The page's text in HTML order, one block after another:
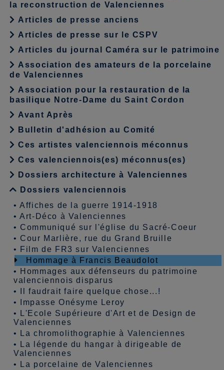
la reconstruction de Valenciennes
Articles de presse anciens
Articles de presse sur le CSPV
Articles du journal Caméra sur le patrimoine
Association des amateurs de la porcelaine
de Valenciennes
Association pour la restauration de la
basilique Notre-Dame du Saint Cordon
Avant Après
Bulletin d'adhésion au Comité
Ces artistes valenciennois méconnus
Ces valenciennois(es) méconnus(es)
Dossiers architecture à Valenciennes
Dossiers valenciennois
•Affiches de la guerre 1914-1918
•Art-Déco à Valenciennes
• Communiqué sur l'église du Sacré-Coeur
• Cour Marlière, rue du Grand Bruille
•
Film de FR3 sur Valenciennes
Hommage à Francis Beaudolot
•
Hommages aux défenseurs du patrimoine
valenciennois disparus
•
Il faudrait faire quelque chose...!
•
Impasse Onésyme Leroy
•
L'Ecole Supérieure d'Art et de Design de
Valenciennes
•
La chromolithographie à Valenciennes
•
La légende du hangar à dirigeable de
Valenciennes
•
La porcelaine de Valenciennes